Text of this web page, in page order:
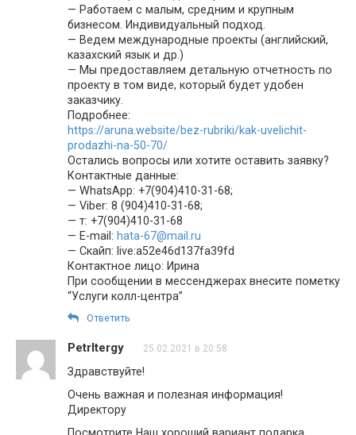
— Работаем с малым, средним и крупным
бизнесом. Индивидуальный подход.
— Ведем международные проекты (английский,
казахский язык и др.)
— Мы предоставляем детальную отчетность по
проекту в том виде, который будет удобен
заказчику.
Подробнее:
https://aruna.website/bez-rubriki/kak-uvelichit-
prodazhi-na-50-70/
Остались вопросы или хотите оставить заявку?
Контактные данные:
— WhatsApp: +7(904)410-31-68;
— Viber: 8 (904)410-31-68;
— т: +7(904)410-31-68
— E-mail: hata-67@mail.ru
— Скайп: live:a52e46d137fa39fd
Контактное лицо: Ирина
При сообщении в мессенджерах внесите пометку
“Услуги колл-центра”
Ответить
Petrltergy 25.02.2021 в 20:58
Здравствуйте!
Очень важная и полезная информация!
Директору